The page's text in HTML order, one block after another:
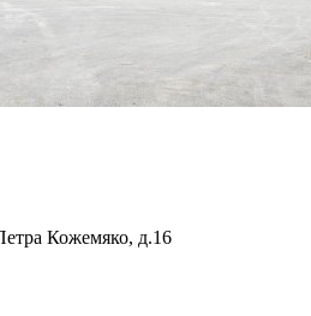
Кожемяко, д.16